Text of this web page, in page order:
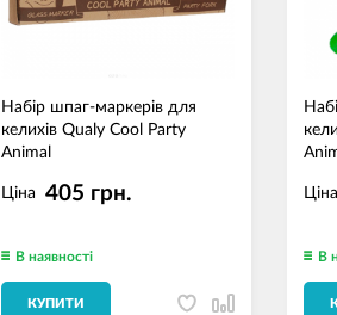
Набір шпаг-маркерів для
келихів Qualy Cool Party
Animal
Ціна405 грн.
В наявності
КУПИТИ
В